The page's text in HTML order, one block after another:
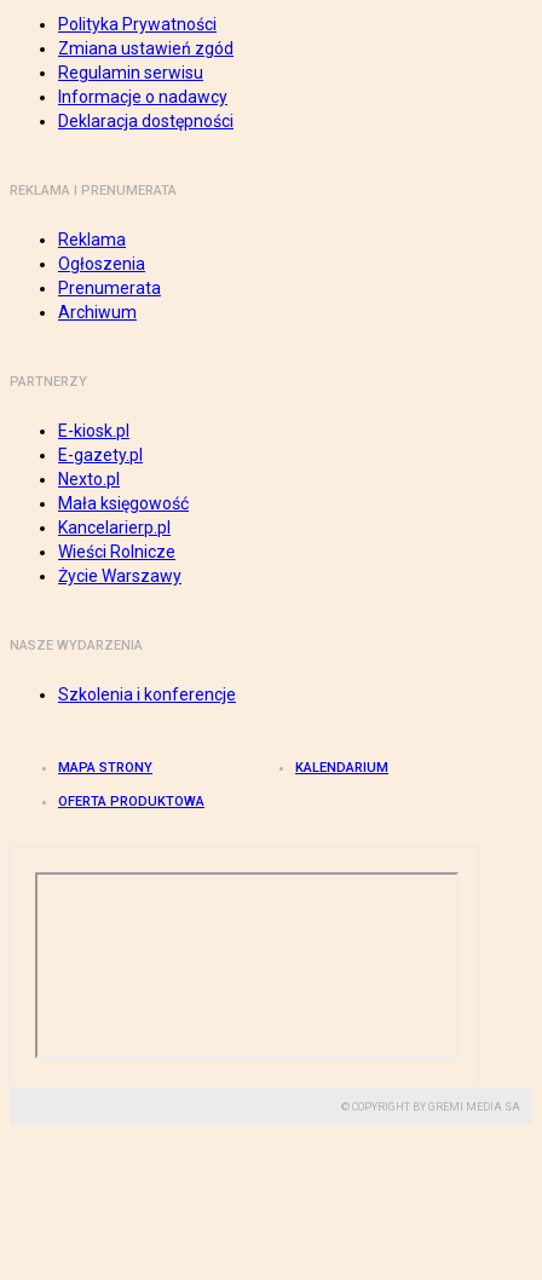
Polityka Prywatności
Zmiana ustawień zgód
Regulamin serwisu
Informacje o nadawcy
Deklaracja dostępności
REKLAMA I PRENUMERATA
Reklama
Ogłoszenia
Prenumerata
Archiwum
PARTNERZY
E-kiosk.pl
E-gazety.pl
Nexto.pl
Mała księgowość
Kancelarierp.pl
Wieści Rolnicze
Życie Warszawy
NASZE WYDARZENIA
Szkolenia i konferencje
MAPA STRONY KALENDARIUM
OFERTA PRODUKTOWA
© COPYRIGHT BY GREMI MEDIA SA